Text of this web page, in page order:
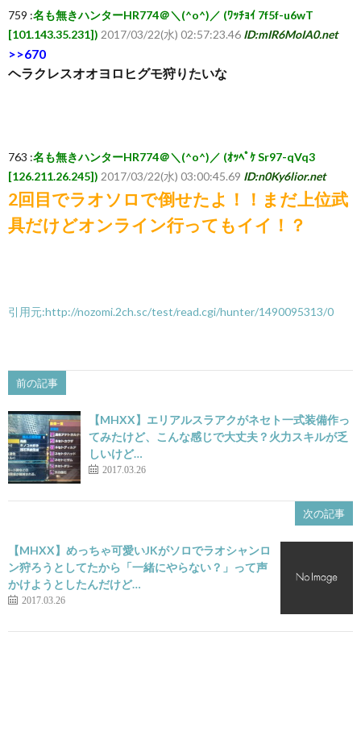
759 :名も無きハンターHR774＠＼(^o^)／ (ﾜｯﾁｮｲ 7f5f-u6wT
[101.143.35.231]) 2017/03/22(水) 02:57:23.46 ID:mIR6MoIA0.net
>>670
ヘラクレスオオヨロヒグモ狩りたいな
763 :名も無きハンターHR774＠＼(^o^)／ (ｵｯﾍﾟｹ Sr97-qVq3
[126.211.26.245]) 2017/03/22(水) 03:00:45.69 ID:n0Ky6lior.net
2回目でラオソロで倒せたよ！！まだ上位武
具だけどオンライン行ってもイイ！？
引用元:http://nozomi.2ch.sc/test/read.cgi/hunter/1490095313/0
前の記事
【MHXX】エリアルスラアクがネセト一式装備作っ
てみたけど、こんな感じで大丈夫？火力スキルが乏
しいけど…
2017.03.26
次の記事
【MHXX】めっちゃ可愛いJKがソロでラオシャンロ
ン狩ろうとしてたから「一緒にやらない？」って声
かけようとしたんだけど…
2017.03.26